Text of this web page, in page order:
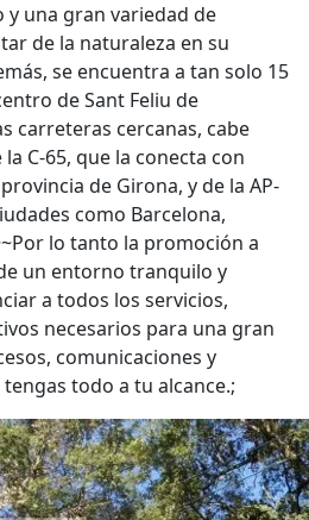
y una gran variedad de
de la naturaleza en su
se encuentra a tan solo 15
de Sant Feliu de
carreteras cercanas, cabe
C-65, que la conecta con
de Girona, y de la AP-
como Barcelona,
lo tanto la promoción a
un entorno tranquilo y
a todos los servicios,
necesarios para una gran
comunicaciones y
todo a tu alcance.;